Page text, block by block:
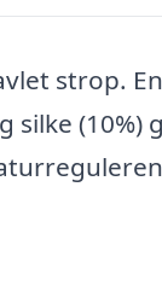
strop.
silke